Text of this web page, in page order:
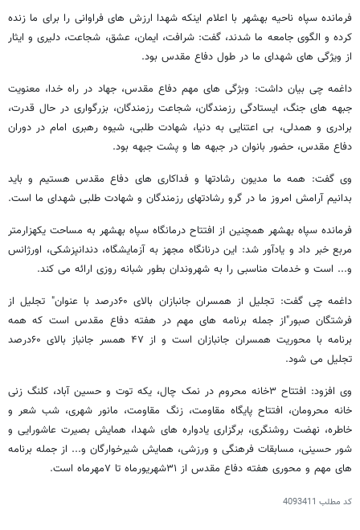
فرمانده سپاه ناحیه بهشهر با اعلام اینکه شهدا ارزش های فراوانی را برای ما زنده
کرده و الگوی جامعه ما شدند، گفت: شرافت، ایمان، عشق، شجاعت، دلیری و ایثار
از ویژگی های شهدای ما در طول دفاع مقدس بود.
داغمه چی بیان داشت: وبژگی های مهم دفاع مقدس، جهاد در راه خدا، معنویت
جبهه های جنگ، ایستادگی رزمندگان، شجاعت رزمندگان، بزرگواری در حال قدرت،
برادری و همدلی، بی اعتنایی به دنیا، شهادت طلبی، شیوه رهبری امام در دوران
دفاع مقدس، حضور بانوان در جبهه ها و پشت جبهه بود.
وی گفت: همه ما مدیون رشادتها و فداکاری های دفاع مقدس هستیم و باید
بدانیم آرامش امروز ما در گرو رشادتهای رزمندگان و شهادت طلبی شهدای ما است.
فرمانده سپاه بهشهر همچنین از افتتاح درمانگاه سپاه بهشهر به مساحت یکهزارمتر
مربع خبر داد و یادآور شد: این درنانگاه مجهز به آزمایشگاه، دندانپزشکی، اورژانس
و... است و خدمات مناسبی را به شهروندان بطور شبانه روزی ارائه می کند.
داغمه چی گفت: تجلیل از همسران جانبازان بالای ۶۰درصد با عنوان" تجلیل از
فرشتگان صبور"از جمله برنامه های مهم در هفته دفاع مقدس است که همه
برنامه با محوریت همسران جانبازان است و از ۴۷ همسر جانباز بالای ۶۰درصد
تجلیل می شود.
وی افزود: افتتاح ۳خانه محروم در نمک چال، یکه توت و حسین آباد، کلنگ زنی
خانه محرومان، افتتاح پایگاه مقاومت، زنگ مقاومت، مانور شهری، شب شعر و
خاطره، نهضت روشنگری، برگزاری یادواره های شهدا، همایش بصیرت عاشورایی و
شور حسینی، مسابقات فرهنگی و ورزشی، همایش شیرخوارگان و... از جمله برنامه
های مهم و محوری هفته دفاع مقدس از ۳۱شهریورماه تا ۷مهرماه است
.
کد مطلب 4093411